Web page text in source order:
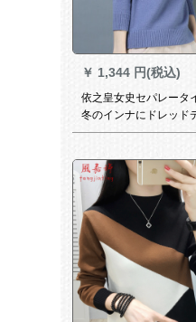
￥ 1,344 円(税込)
依之皇女史セパレータ
冬のインナにドレッド
プを使ったショット冬
タネットネットネット
ネット打底ニジット女
S(80-10斤)を奨励しま